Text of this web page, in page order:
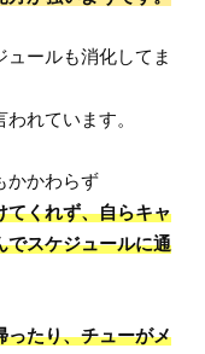
ールも消化してま
れています。
かかわらず
てくれず、自らキャ
でスケジュールに通
ったり、チューがメ